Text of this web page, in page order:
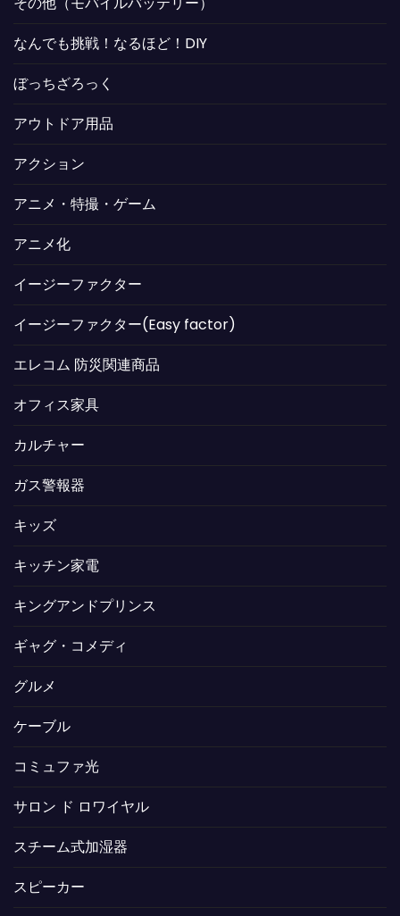
なんでも挑戦！なるほど！DIY
ぼっちざろっく
アウトドア用品
アクション
アニメ・特撮・ゲーム
アニメ化
イージーファクター
イージーファクター(Easy factor)
エレコム 防災関連商品
オフィス家具
カルチャー
ガス警報器
キッズ
キッチン家電
キングアンドプリンス
ギャグ・コメディ
グルメ
ケーブル
コミュファ光
サロン ド ロワイヤル
スチーム式加湿器
スピーカー